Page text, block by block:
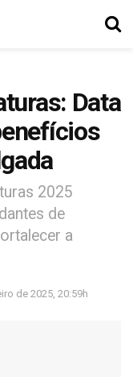
Data
2025
de
a
de 2025, 20:59h